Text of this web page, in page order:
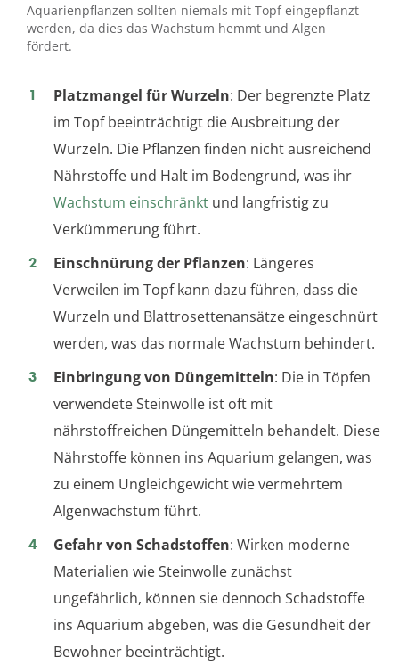
Aquarienpflanzen sollten niemals mit Topf eingepflanzt
werden, da dies das Wachstum hemmt und Algen
fördert.
Platzmangel für Wurzeln: Der begrenzte Platz
im Topf beeinträchtigt die Ausbreitung der
Wurzeln. Die Pflanzen finden nicht ausreichend
Nährstoffe und Halt im Bodengrund, was ihr
Wachstum einschränkt und langfristig zu
Verkümmerung führt.
Einschnürung der Pflanzen: Längeres
Verweilen im Topf kann dazu führen, dass die
Wurzeln und Blattrosettenansätze eingeschnürt
werden, was das normale Wachstum behindert.
Einbringung von Düngemitteln: Die in Töpfen
verwendete Steinwolle ist oft mit
nährstoffreichen Düngemitteln behandelt. Diese
Nährstoffe können ins Aquarium gelangen, was
zu einem Ungleichgewicht wie vermehrtem
Algenwachstum führt.
Gefahr von Schadstoffen: Wirken moderne
Materialien wie Steinwolle zunächst
ungefährlich, können sie dennoch Schadstoffe
ins Aquarium abgeben, was die Gesundheit der
Bewohner beeinträchtigt.